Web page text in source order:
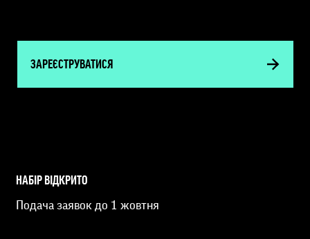
ЗАРЕЄСТРУВАТИСЯ
НАБІР ВІДКРИТО
Подача заявок до 1 жовтня